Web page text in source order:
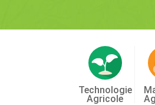
Technologie
Agricole